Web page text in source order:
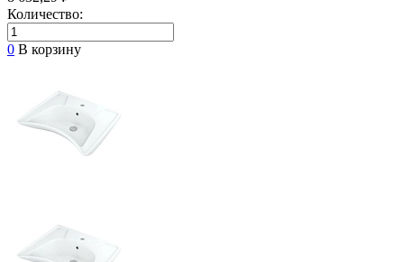
Количество:
0 В корзину